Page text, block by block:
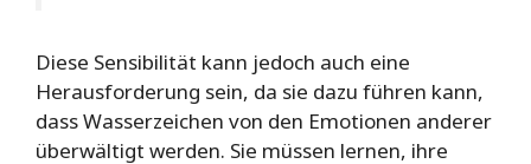
Diese Sensibilität kann jedoch auch eine
Herausforderung sein, da sie dazu führen kann,
dass Wasserzeichen von den Emotionen anderer
überwältigt werden. Sie müssen lernen, ihre